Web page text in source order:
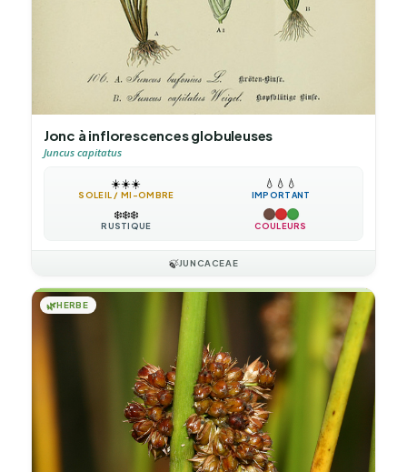
Jonc à inflorescences globuleuses
Juncus capitatus
☀️☀️☀️
SOLEIL / MI-OMBRE
💧 💧 💧
IMPORTANT
❄️❄️❄️
RUSTIQUE COULEURS
🍃JUNCACEAE
🌿HERBE